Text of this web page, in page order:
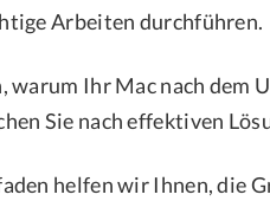
Arbeiten durchführen.
warum Ihr Mac nach dem
Sie nach effektiven
helfen wir Ihnen, die